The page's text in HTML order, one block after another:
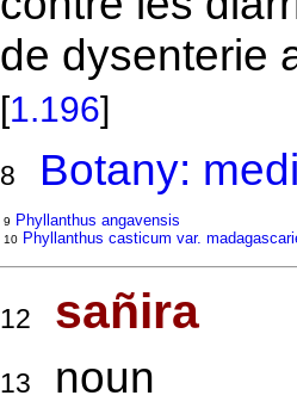
de dysenterie
[1.196]
8 Botany:
9 Phyllanthus angavensis
10 Phyllanthus casticum var.
12 sañira
13 noun